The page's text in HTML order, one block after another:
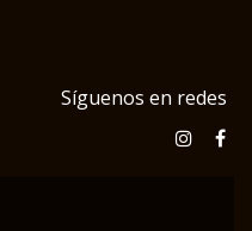
Síguenos en redes